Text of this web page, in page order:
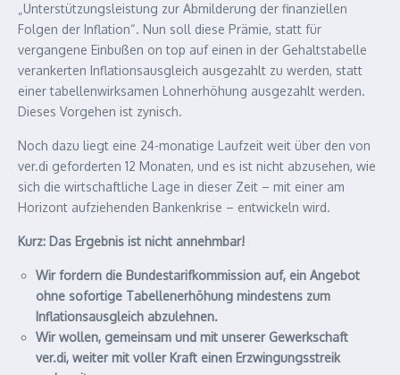
„Unterstützungsleistung zur Abmilderung der finanziellen
Folgen der Inflation“. Nun soll diese Prämie, statt für
vergangene Einbußen on top auf einen in der Gehaltstabelle
verankerten Inflationsausgleich ausgezahlt zu werden, statt
einer tabellenwirksamen Lohnerhöhung ausgezahlt werden.
Dieses Vorgehen ist zynisch.
Noch dazu liegt eine 24-monatige Laufzeit weit über den von
ver.di geforderten 12 Monaten, und es ist nicht abzusehen, wie
sich die wirtschaftliche Lage in dieser Zeit – mit einer am
Horizont aufziehenden Bankenkrise – entwickeln wird.
Kurz: Das Ergebnis ist nicht annehmbar!
Wir fordern die Bundestarifkommission auf, ein Angebot
ohne sofortige Tabellenerhöhung mindestens zum
Inflationsausgleich abzulehnen.
Wir wollen, gemeinsam und mit unserer Gewerkschaft
ver.di, weiter mit voller Kraft einen Erzwingungsstreik